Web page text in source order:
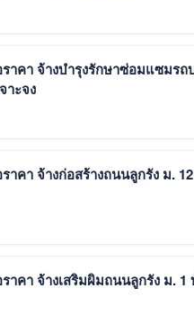
าคา จ้างบำรุงรักษาซ่อมแซมร
าะจง
าคา จ้างก่อสร้างถนนลูกรัง ม.
าคา จ้างเสริมผิมถนนลูกรัง ม.